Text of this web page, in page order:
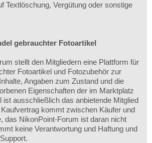
Textlöschung, Vergütung oder sonstige
gebrauchter Fotoartikel
stellt den Mitgliedern eine Plattform für
Fotoartikel und Fotozubehör zur
Angaben zum Zustand und die
Eigenschaften der im Marktplatz
ist ausschließlich das anbietende Mitglied
kommt zwischen Käufer und
das NikonPoint-Forum ist daran nicht
keine Verantwortung und Haftung und